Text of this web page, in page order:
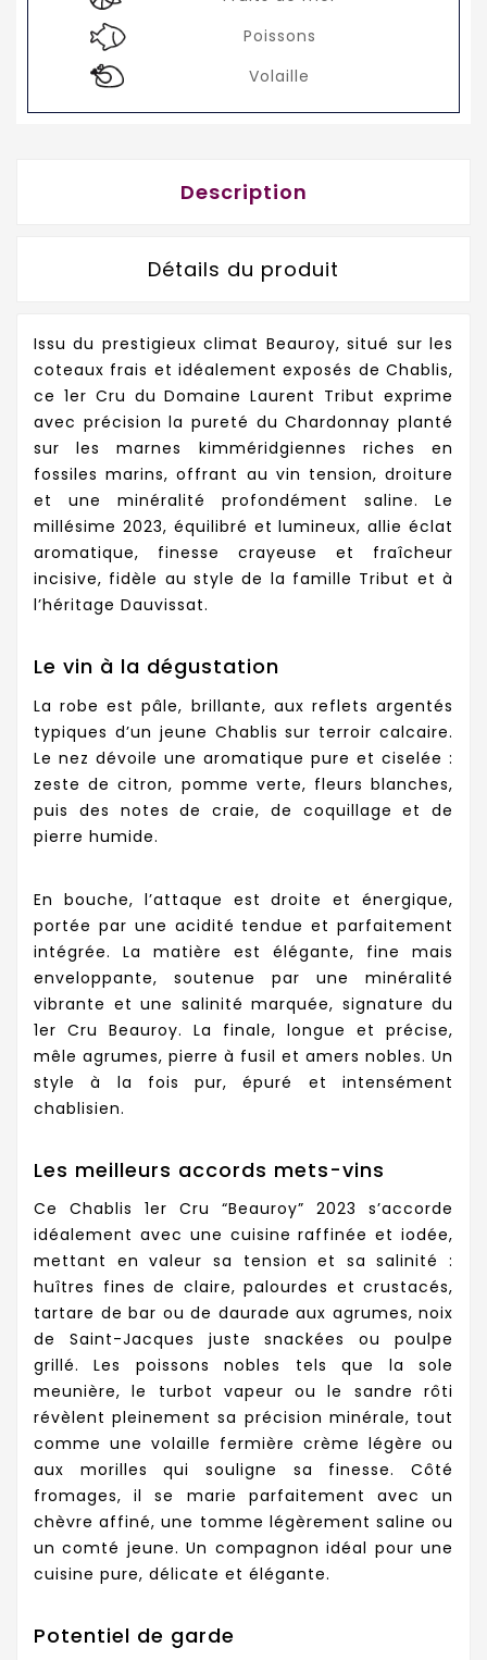
Poissons
Volaille
Description
Détails du produit
Issu du prestigieux climat Beauroy, situé sur les
coteaux frais et idéalement exposés de Chablis,
ce 1er Cru du Domaine Laurent Tribut exprime
avec précision la pureté du Chardonnay planté
sur les marnes kimméridgiennes riches en
fossiles marins, offrant au vin tension, droiture
et une minéralité profondément saline. Le
millésime 2023, équilibré et lumineux, allie éclat
aromatique, finesse crayeuse et fraîcheur
incisive, fidèle au style de la famille Tribut et à
l’héritage Dauvissat.
Le vin à la dégustation
La robe est pâle, brillante, aux reflets argentés
typiques d’un jeune Chablis sur terroir calcaire.
Le nez dévoile une aromatique pure et ciselée :
zeste de citron, pomme verte, fleurs blanches,
puis des notes de craie, de coquillage et de
pierre humide.
En bouche, l’attaque est droite et énergique,
portée par une acidité tendue et parfaitement
intégrée. La matière est élégante, fine mais
enveloppante, soutenue par une minéralité
vibrante et une salinité marquée, signature du
1er Cru Beauroy. La finale, longue et précise,
mêle agrumes, pierre à fusil et amers nobles. Un
style à la fois pur, épuré et intensément
chablisien.
Les meilleurs accords mets-vins
Ce Chablis 1er Cru “Beauroy” 2023 s’accorde
idéalement avec une cuisine raffinée et iodée,
mettant en valeur sa tension et sa salinité :
huîtres fines de claire, palourdes et crustacés,
tartare de bar ou de daurade aux agrumes, noix
de Saint-Jacques juste snackées ou poulpe
grillé. Les poissons nobles tels que la sole
meunière, le turbot vapeur ou le sandre rôti
révèlent pleinement sa précision minérale, tout
comme une volaille fermière crème légère ou
aux morilles qui souligne sa finesse. Côté
fromages, il se marie parfaitement avec un
chèvre affiné, une tomme légèrement saline ou
un comté jeune. Un compagnon idéal pour une
cuisine pure, délicate et élégante.
Potentiel de garde